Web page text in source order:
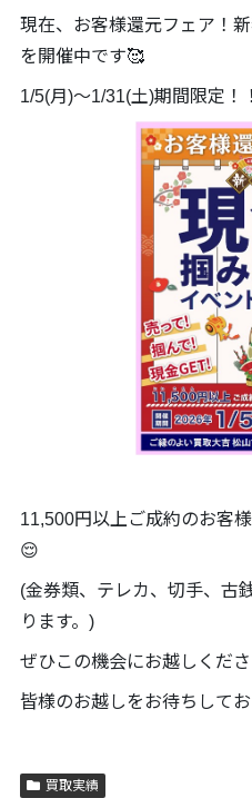
現在、お客様還元フェア！
を開催中です🥰
1/5(月)～1/31(土)期間限定！！
11,500円以上ご成約のお客
😌
(金券類、テレカ、切手、古
ります。)
ぜひこの機会にお越しくだ
皆様のお越しをお待ちしてお
買取実績